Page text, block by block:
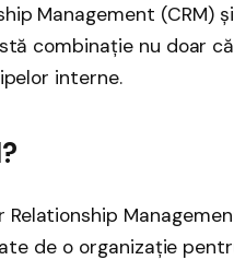
Management (CRM)
combinație nu doar
interne.
Relationship
de o organizație